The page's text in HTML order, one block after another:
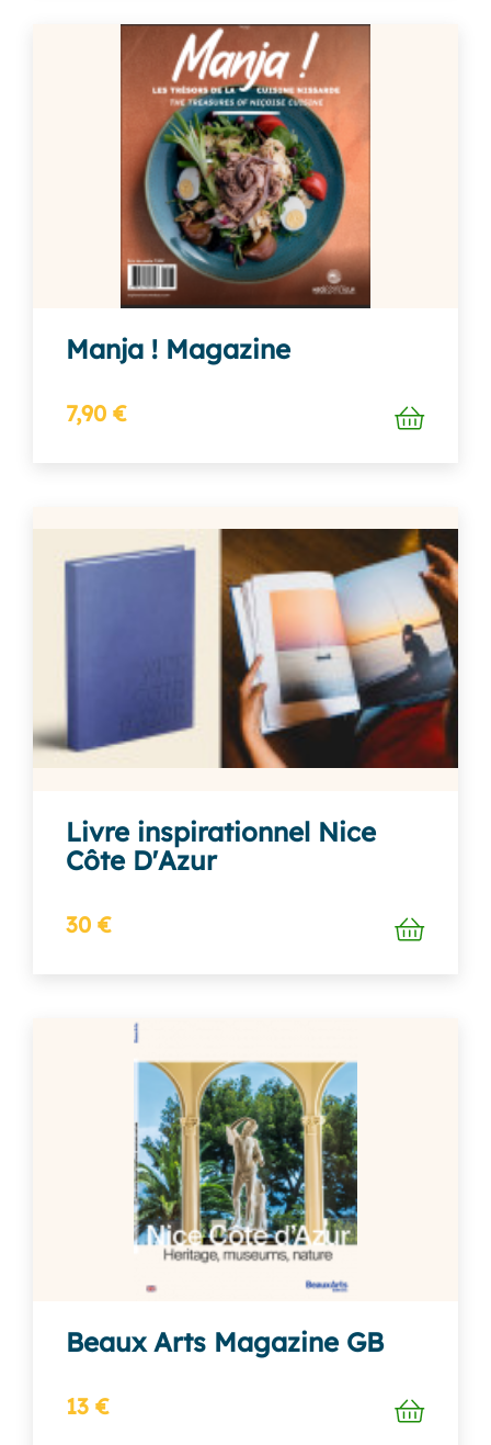
Manja ! Magazine
7,90 €
Livre inspirationnel Nice
Côte D'Azur
30 €
Beaux Arts Magazine GB
13 €